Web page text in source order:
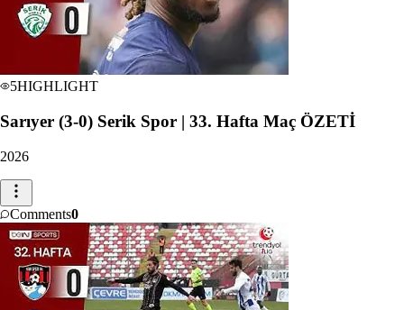
5HIGHLIGHT
Sarıyer (3-0) Serik Spor | 33. Hafta Maç ÖZETİ
2026
Comments0